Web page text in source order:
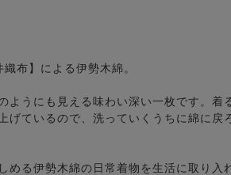
布】による伊勢木綿。
ようにも見える味わい深い一枚です。着
げているので、洗っていくうちに綿に戻
める伊勢木綿の日常着物を生活に取り入